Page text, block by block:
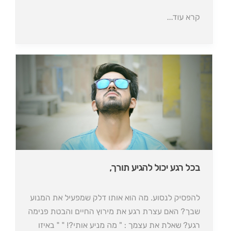
קרא עוד...
בכל רגע יכול להגיע תורך,
להפסיק לנסוע. מה הוא אותו דלק שמפעיל את המנוע
שבך? האם עצרת רגע את מירוץ החיים והבטת פנימה
רגע? שאלת את עצמך : " מה מניע אותי?! " " באיזו